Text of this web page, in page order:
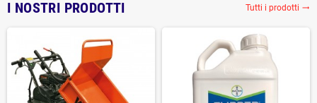
I NOSTRI PRODOTTI Tutti i prodotti trending_flat